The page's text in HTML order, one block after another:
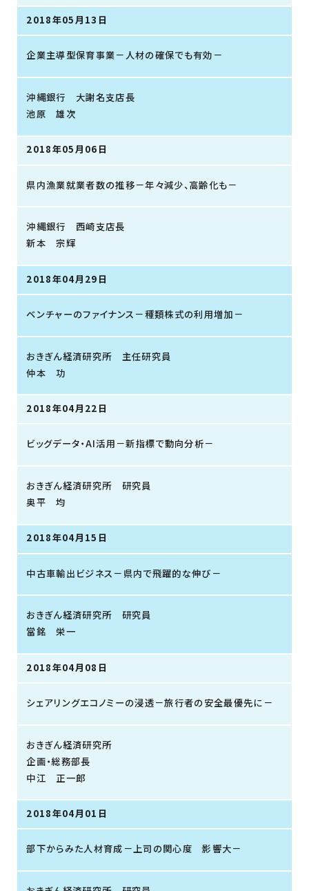
2018年05月13日
企業主導型保育事業－人材の確保でも有効－
沖縄銀行 大謝名支店長
池原 雄次
2018年05月06日
県内漁業就業者数の推移－年々減少、高齢化も－
沖縄銀行 西崎支店長
新本 宗輝
2018年04月29日
ベンチャーのファイナンス－種類株式の利用増加－
おきぎん経済研究所 主任研究員
仲本 功
2018年04月22日
ビッグデータ・AI活用－新指標で動向分析－
おきぎん経済研究所 研究員
奥平 均
2018年04月15日
中古車輸出ビジネス－県内で飛躍的な伸び－
おきぎん経済研究所 研究員
當銘 栄一
2018年04月08日
シェアリングエコノミーの浸透－旅行者の安全最優先に－
おきぎん経済研究所
企画・総務部長
中江 正一郎
2018年04月01日
部下からみた人材育成－上司の関心度 影響大－